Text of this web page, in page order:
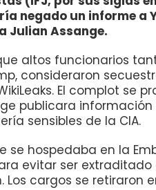
negado un informe a
Julian Assange.
altos funcionarios
consideraron
El complot se
publicara información
sensibles de la CIA.
se hospedaba en la
evitar ser
cargos se retiraron